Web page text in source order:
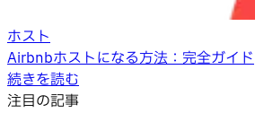
ホスト
Airbnbホストになる方法：完全ガイド
続きを読む
注目の記事